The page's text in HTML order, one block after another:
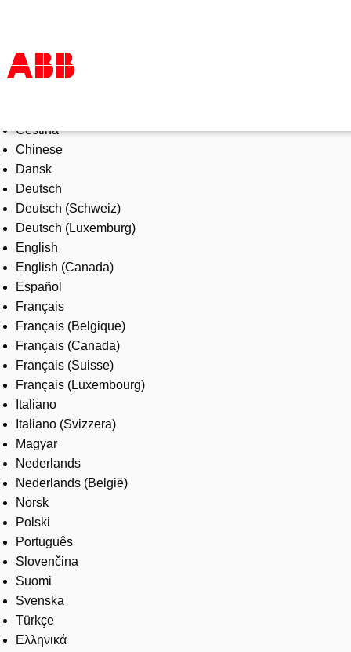
Products & Solutions
Industries
Services
About us
Where to buy
Contact us
Careers
Čeština
Chinese
Dansk
Deutsch
Deutsch (Schweiz)
Deutsch (Luxemburg)
English
English (Canada)
Español
Français
Français (Belgique)
Français (Canada)
Français (Suisse)
Français (Luxembourg)
Italiano
Italiano (Svizzera)
Magyar
Nederlands
Nederlands (België)
Norsk
Polski
Português
Slovenčina
Suomi
Svenska
Türkçe
Ελληνικά